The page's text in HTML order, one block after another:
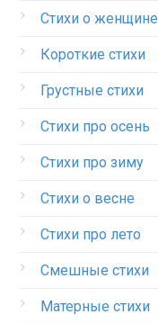
Стихи о женщине
Короткие стихи
Грустные стихи
Стихи про осень
Стихи про зиму
Стихи о весне
Стихи про лето
Смешные стихи
Матерные стихи